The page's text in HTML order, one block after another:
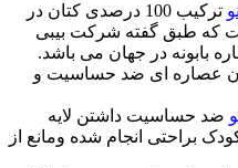
ترکیب 100 درصدی کتان در
که طبق گفته شرکت بیبی
بابونه در جهان می باشد.
عصاره ای ضد حساسیت و
ضد حساسیت داشتن لایه
براحتی انجام شده ومانع از